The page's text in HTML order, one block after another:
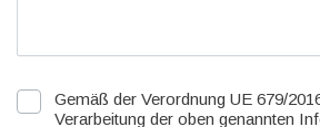
Gemäß der Verordnung UE 679/
Verarbeitung der oben genannten